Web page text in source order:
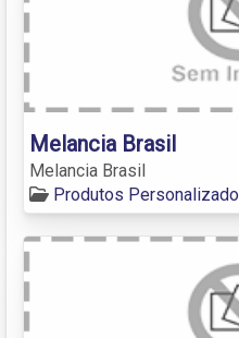
Melancia Brasil
Melancia Brasil
Produtos